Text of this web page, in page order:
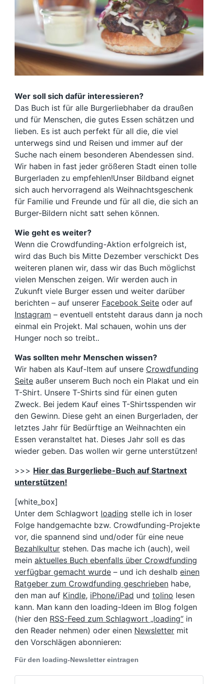
Wer soll sich dafür interessieren?
Das Buch ist für alle Burgerliebhaber da draußen
und für Menschen, die gutes Essen schätzen und
lieben. Es ist auch perfekt für all die, die viel
unterwegs sind und Reisen und immer auf der
Suche nach einem besonderen Abendessen sind.
Wir haben in fast jeder größeren Stadt einen tolle
Burgerladen zu empfehlen!Unser Bildband eignet
sich auch hervorragend als Weihnachtsgeschenk
für Familie und Freunde und für all die, die sich an
Burger-Bildern nicht satt sehen können.
Wie geht es weiter?
Wenn die Crowdfunding-Aktion erfolgreich ist,
wird das Buch bis Mitte Dezember verschickt Des
weiteren planen wir, dass wir das Buch möglichst
vielen Menschen zeigen. Wir werden auch in
Zukunft viele Burger essen und weiter darüber
berichten – auf unserer Facebook Seite oder auf
Instagram – eventuell entsteht daraus dann ja noch
einmal ein Projekt. Mal schauen, wohin uns der
Hunger noch so treibt..
Was sollten mehr Menschen wissen?
Wir haben als Kauf-Item auf unsere Crowdfunding
Seite außer unserem Buch noch ein Plakat und ein
T-Shirt. Unsere T-Shirts sind für einen guten
Zweck. Bei jedem Kauf eines T-Shirtsspenden wir
den Gewinn. Diese geht an einen Burgerladen, der
letztes Jahr für Bedürftige an Weihnachten ein
Essen veranstaltet hat. Dieses Jahr soll es das
wieder geben. Das wollen wir gerne unterstützen!
>>> Hier das Burgerliebe-Buch auf Startnext
unterstützen!
[white_box]
Unter dem Schlagwort loading stelle ich in loser
Folge handgemachte bzw. Crowdfunding-Projekte
vor, die spannend sind und/oder für eine neue
Bezahlkultur stehen. Das mache ich (auch), weil
mein aktuelles Buch ebenfalls über Crowdfunding
verfügbar gemacht wurde – und ich deshalb einen
Ratgeber zum Crowdfunding geschrieben habe,
den man auf Kindle, iPhone/iPad und tolino lesen
kann. Man kann den loading-Ideen im Blog folgen
(hier den RSS-Feed zum Schlagwort „loading“ in
den Reader nehmen) oder einen Newsletter mit
den Vorschlägen abonnieren:
Für den loading-Newsletter eintragen